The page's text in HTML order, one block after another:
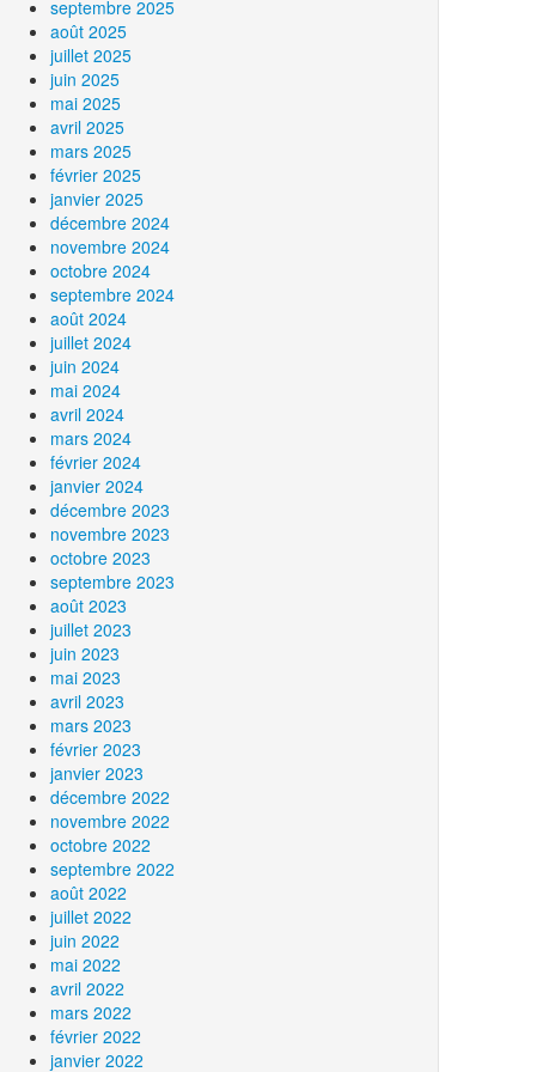
septembre 2025
août 2025
juillet 2025
juin 2025
mai 2025
avril 2025
mars 2025
février 2025
janvier 2025
décembre 2024
novembre 2024
octobre 2024
septembre 2024
août 2024
juillet 2024
juin 2024
mai 2024
avril 2024
mars 2024
février 2024
janvier 2024
décembre 2023
novembre 2023
octobre 2023
septembre 2023
août 2023
juillet 2023
juin 2023
mai 2023
avril 2023
mars 2023
février 2023
janvier 2023
décembre 2022
novembre 2022
octobre 2022
septembre 2022
août 2022
juillet 2022
juin 2022
mai 2022
avril 2022
mars 2022
février 2022
janvier 2022